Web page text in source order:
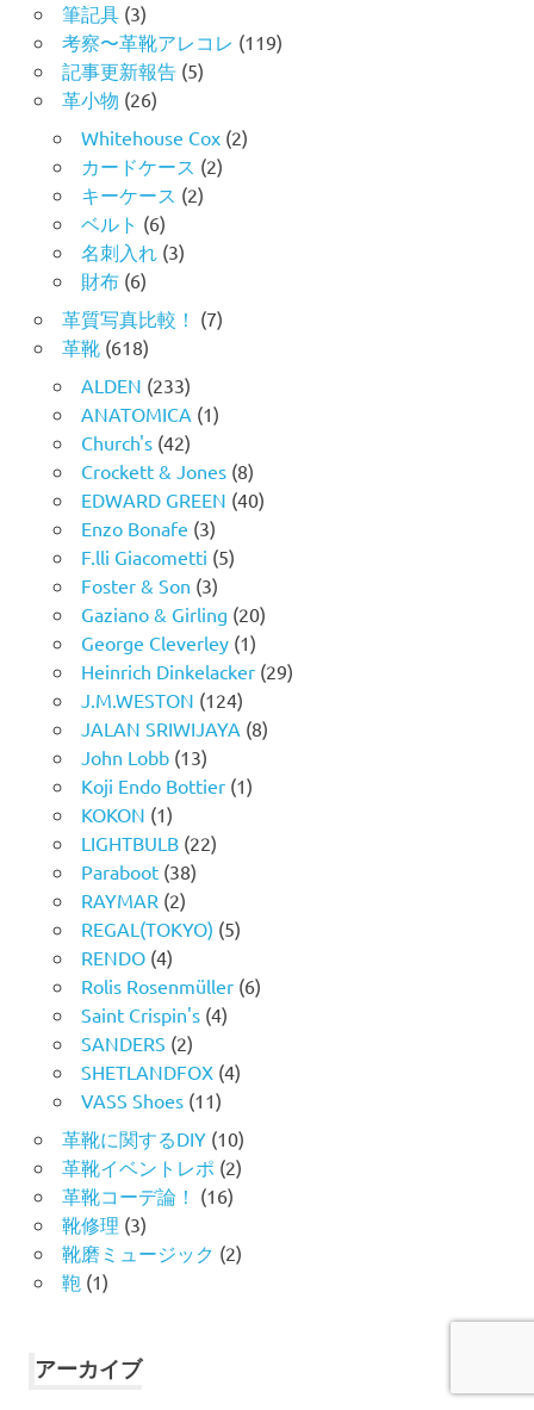
筆記具(3)
考察〜革靴アレコレ (119)
記事更新報告(5)
革小物 (26)
Whitehouse Cox(2)
カードケース (2)
キーケース (2)
ベルト (6)
名刺入れ(3)
財布(6)
革質写真比較！ (7)
革靴(618)
ALDEN (233)
ANATOMICA (1)
Church's(42)
Crockett & Jones(8)
EDWARD GREEN (40)
Enzo Bonafe (3)
F.lli Giacometti (5)
Foster & Son (3)
Gaziano & Girling (20)
George Cleverley(1)
Heinrich Dinkelacker(29)
J.M.WESTON (124)
JALAN SRIWIJAYA (8)
John Lobb(13)
Koji Endo Bottier(1)
KOKON (1)
LIGHTBULB(22)
Paraboot(38)
RAYMAR (2)
REGAL(TOKYO) (5)
RENDO(4)
Rolis Rosenmüller(6)
Saint Crispin's(4)
SANDERS (2)
SHETLANDFOX(4)
VASS Shoes(11)
革靴に関するDIY(10)
革靴イベントレポ (2)
革靴コーデ論！ (16)
靴修理 (3)
靴磨ミュージック (2)
鞄 (1)
アーカイブ